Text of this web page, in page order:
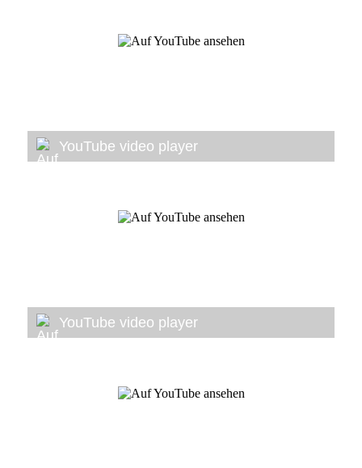
YouTube video player
YouTube video player